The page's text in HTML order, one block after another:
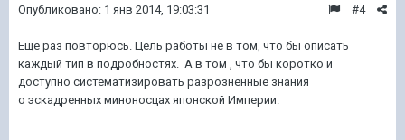
#4
Опубликовано: 1 янв 2014, 19:03:31
Ещё раз повторюсь. Цель работы не в том, что бы описать
каждый тип в подробностях. А в том , что бы коротко и
доступно систематизировать разрозненные знания
о эскадренных миноносцах японской Империи.